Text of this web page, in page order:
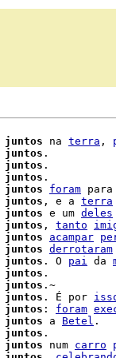
juntos na terra ,
juntos .
juntos .
juntos .
juntos foram para
juntos , e a terra
juntos e um deles
juntos , tanto
juntos acampar
juntos derrotaram
juntos . O pai da
juntos .
juntos .~
juntos . É por
juntos : foram
juntos a Betel .
juntos .
juntos num carro